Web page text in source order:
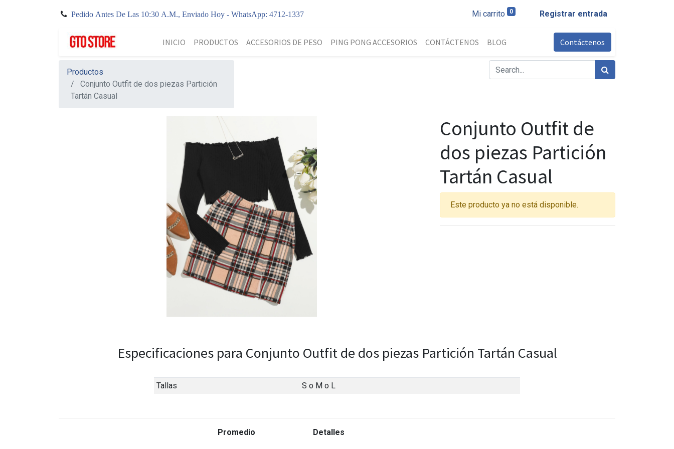
Pedido Antes De Las 10:30 A.M., Enviado Hoy - WhatsApp: 4712-1337 Mi carrito 0 Registrar entrada
INICIO PRODUCTOS ACCESORIOS DE PESO PING PONG ACCESORIOS CONTÁCTENOS BLOG Contáctenos
Productos
Conjunto Outfit de dos piezas Partición
Tartán Casual
Conjunto Outfit de
dos piezas Partición
Tartán Casual
Este producto ya no está disponible.
Especificaciones para Conjunto Outfit de dos piezas Partición Tartán Casual
Tallas S o Mo L
Promedio Detalles